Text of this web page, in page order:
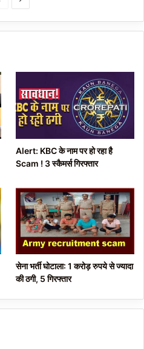
e
u
p
e
x
g
e
Alert: KBC के नाम पर हो रहा है
Scam ! 3 स्कैमर्स गिरफ्तार
सेना भर्ती घोटाला: 1 करोड़ रुपये से ज्यादा
की ठगी, 5 गिरफ्तार